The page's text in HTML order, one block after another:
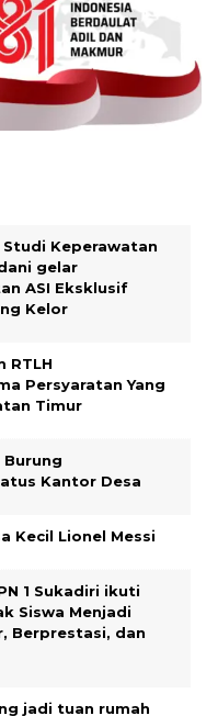
Keperawatan
gelar
ASI Eksklusif
‎Kelor
RTLH
Persyaratan Yang
Timur
Burung
Kantor Desa
Kecil Lionel Messi
1 Sukadiri ikuti
Siswa Menjadi
Berprestasi, dan
jadi tuan rumah